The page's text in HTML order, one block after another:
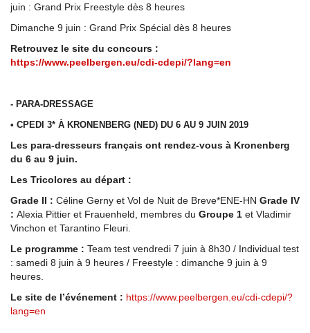
juin : Grand Prix Freestyle dès 8 heures
Dimanche 9 juin : Grand Prix Spécial dès 8 heures
Retrouvez le site du concours :
https://www.peelbergen.eu/cdi-cdepi/?lang=en
- PARA-DRESSAGE
• CPEDI 3* À KRONENBERG (NED) DU 6 AU 9 JUIN 2019
Les para-dresseurs français ont rendez-vous à Kronenberg
du 6 au 9 juin.
Les Tricolores au départ :
Grade II : Céline Gerny et Vol de Nuit de Breve*ENE-HN Grade IV
: Alexia Pittier et Frauenheld, membres du Groupe 1 et Vladimir
Vinchon et Tarantino Fleuri.
Le programme : Team test vendredi 7 juin à 8h30 / Individual test
: samedi 8 juin à 9 heures / Freestyle : dimanche 9 juin à 9
heures.
Le site de l’événement : https://www.peelbergen.eu/cdi-cdepi/?
lang=en